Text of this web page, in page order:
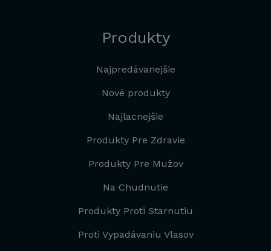
Produkty
Najpredávanejšie
Nové produkty
Najlacnejšie
Produkty Pre Zdravie
Produkty Pre Mužov
Na Chudnutie
Produkty Proti Starnutiu
Proti Vypadávaniu Vlasov